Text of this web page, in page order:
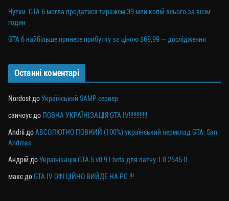
Чутки: GTA 6 могла продатися тиражем 39 млн копій всього за вісім
годин
GTA 6 найбільше принесе прибутку за ціною $69,99 — дослідження
Останні коментарі
NordostдоУкраїнський SAMP сервер
санчоусдо ПОВНА УКРАЇНІЗАЦІЯ GTA IV!!!!!!!!!!!!
AndriiдоАБСОЛЮТНО ПОВНИЙ (100%) український переклад GTA: San
Andreas
Андрій доУкраїнізація GTA 5 v0.91 beta для патчу 1.0.2545.0
максдоGTA IV ОФІЦІЙНО ВИЙДЕ НА PC !!!